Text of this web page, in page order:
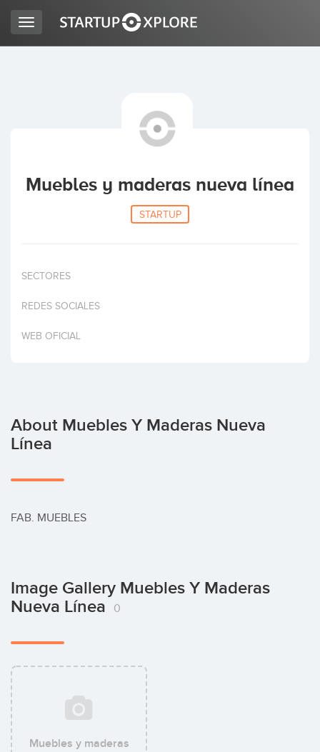
ACCESS
Invest
Toggle
navigation
Muebles y maderas nueva línea
STARTUP
SECTORES
REDES SOCIALES
WEB OFICIAL
About Muebles Y Maderas Nueva
Línea
FAB. MUEBLES
Image Gallery Muebles Y Maderas
Nueva Línea
0
Muebles y maderas